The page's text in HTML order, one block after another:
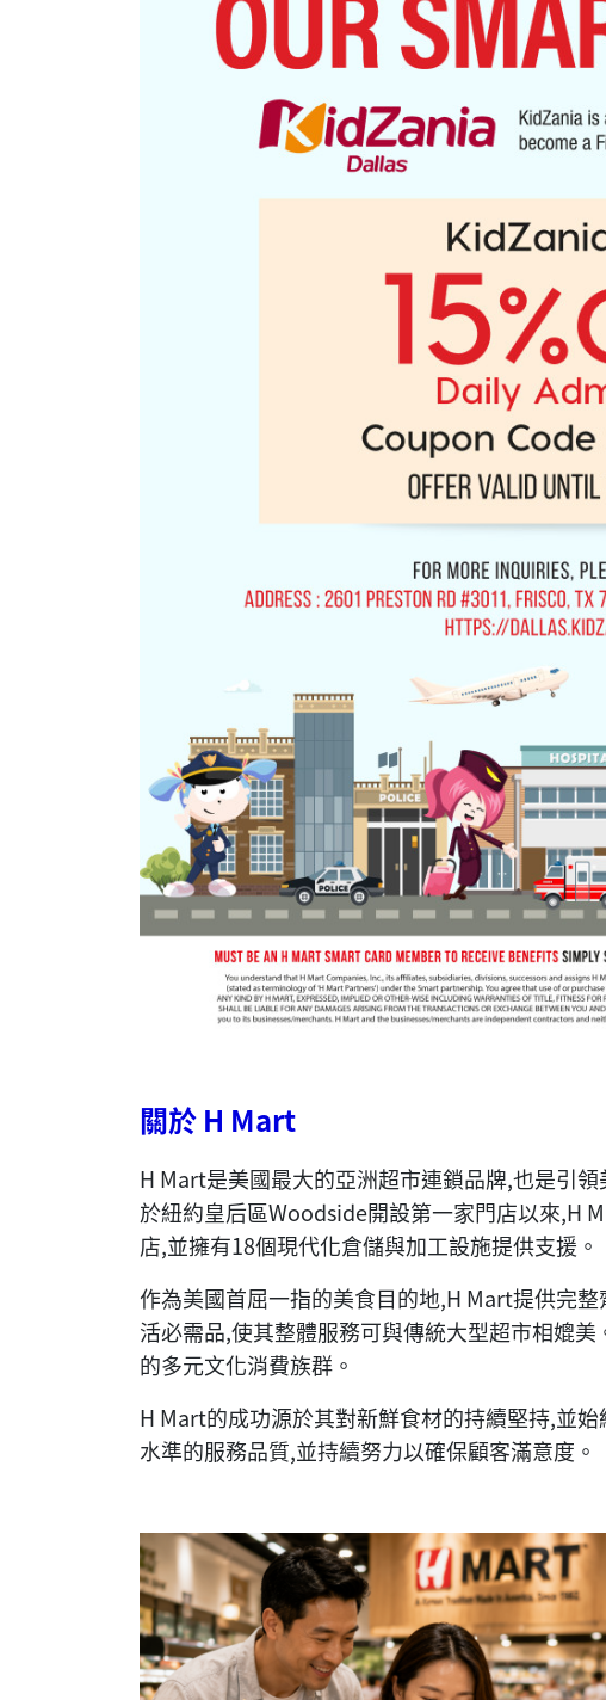
關於 H Mart
H Mart是美國最大的亞洲超市連鎖品牌,也是引
於紐約皇后區Woodside開設第一家門店以來,H
店,並擁有18個現代化倉儲與加工設施提供支援。
作為美國首屈一指的美食目的地,H Mart提供完
活必需品,使其整體服務可與傳統大型超市相媲
的多元文化消費族群。
H Mart的成功源於其對新鮮食材的持續堅持,並
水準的服務品質,並持續努力以確保顧客滿意度。